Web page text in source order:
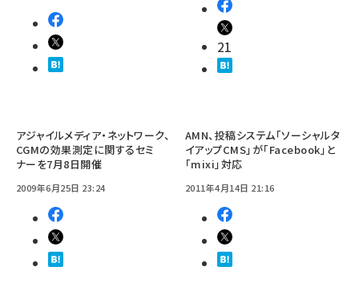
21
アジャイルメディア・ネットワーク、
CGMの効果測定に関するセミ
ナーを7月8日開催
2009年6月25日 23:24
AMN、投稿システム「ソーシャルタ
イアップCMS」が「Facebook」と
「mixi」対応
2011年4月14日 21:16